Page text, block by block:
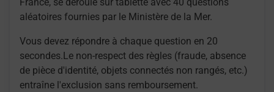
France, se déroule sur tablette avec 40 questions
aléatoires fournies par le Ministère de la Mer.
Vous devez répondre à chaque question en 20
secondes.Le non-respect des règles (fraude, absence
de pièce d'identité, objets connectés non rangés, etc.)
entraîne l'exclusion sans remboursement.